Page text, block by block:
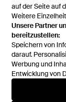
auf der Seite auf
Weitere
Unsere Partner
bereitzustellen:
Speichern von
darauf.
Werbung und
Entwicklung von